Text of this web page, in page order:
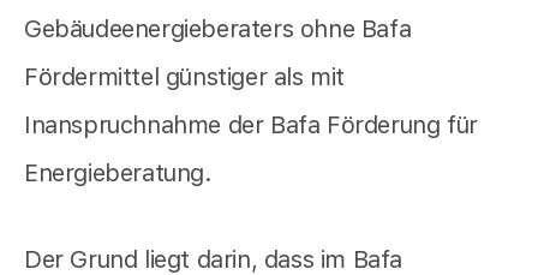
Gebäudeenergieberaters ohne Bafa
Fördermittel günstiger als mit
Inanspruchnahme der Bafa Förderung für
Energieberatung.
Der Grund liegt darin, dass im Bafa